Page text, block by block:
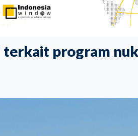
terkait program